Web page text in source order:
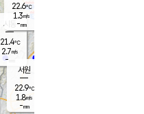
시동
21.4℃
2.7m/s
- mm
서원
22.9℃
1.8m/s
-mm
22.6℃
1.3m/s
-mm